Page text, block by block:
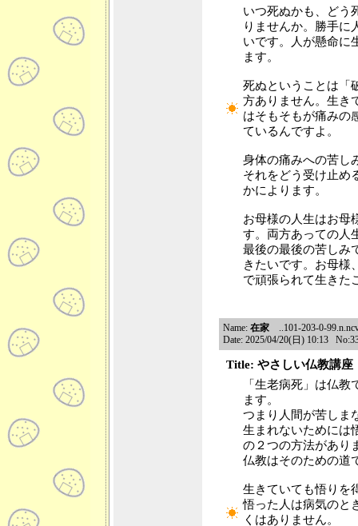
いつ死ぬかも、どう
りませんか。勝手に
いです。人が懸命に
ます。
死ぬということは「
方ありません。生き
はそもそもが痛みの
ているんですよ。
身体の痛みへの苦し
それをどう受け止め
かによります。
お母様の人生はお母
す。両方あっての人
最後の最後の苦しみ
きたいです。お母様
で頑張られて生きた
Name: 在家 ..101-203-0-
Date: 2025/04/20(日) 10:13
Title: やさしい仏教講座
「生老病死」は仏
ます。
つまり人間が苦しま
生まれないためには
の２つの方法があり
仏教はそのための道
生きていても悟りを
悟った人は病気のと
くはありません。